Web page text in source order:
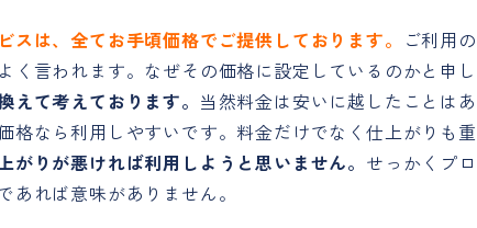
は、全てお手頃価格でご提供しております。 ご利用の
く言われます。なぜその価格に設定しているのかと申し
て考えております。 当然料金は安いに越したことはあ
格なら利用しやすいです。料金だけでなく仕上がりも重
がりが悪ければ利用しようと思いません。 せっかくプロ
れば意味がありません。